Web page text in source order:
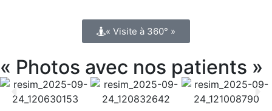
« Visite à 360° »
« Photos avec nos patients »